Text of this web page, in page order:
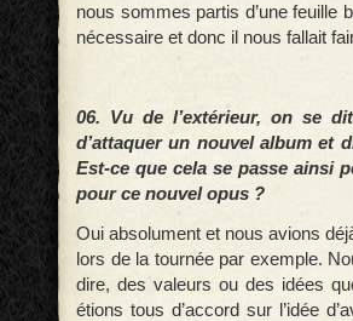
nous sommes partis d’une feuille
nécessaire et donc il nous fallait
06. Vu de l’extérieur, on se
d’attaquer un nouvel album et
Est-ce que cela se passe ainsi
pour ce nouvel opus ?
Oui absolument et nous avions
lors de la tournée par exemple.
dire, des valeurs ou des idées
étions tous d’accord sur l’idée